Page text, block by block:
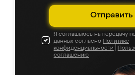
Отправить
Я соглашаюсь на передачу
данных согласно Политике
конфиденциальности
соглашению